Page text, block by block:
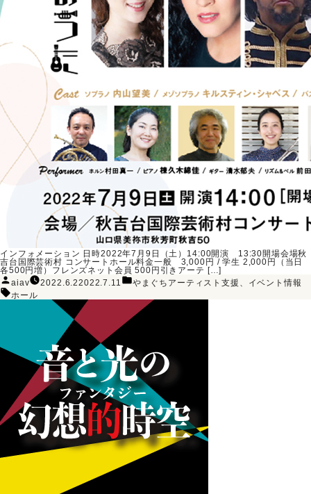
インフォメーション 日時2022年7月9日（土）14:00開演 13:30開場会場秋
吉台国際芸術村 コンサートホール料金一般 3,000円 / 学生 2,000円（当日
各500円増）フレンズネット会員 500円引きアーテ […]
投
稿
者:
aiav 2022.6.22022.7.11
カ
テ
ー:
やまぐちアーティスト支援 、 イベント情報
タ
グ:
ホール